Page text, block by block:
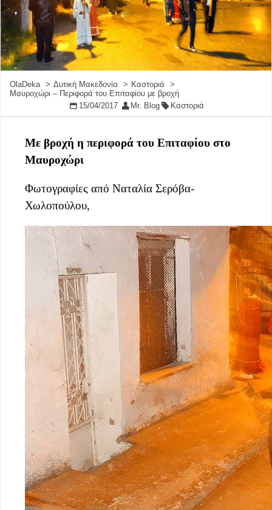
OlaDeka Δυτική Μακεδονία
Καστοριά
Μαυροχώρι – Περιφορά του Επιταφίου με βροχή
15/04/2017
Mr. Blog Καστοριά
Με βροχή η περιφορά του Επιταφίου στο
Μαυροχώρι
Φωτογραφίες από Ναταλία Σερόβα-
Χωλοπούλου,